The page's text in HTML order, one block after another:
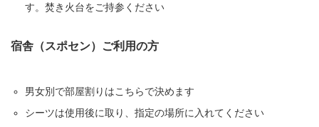
す。焚き火台をご持参ください
宿舎（スポセン）ご利用の方
男女別で部屋割りはこちらで決めます
シーツは使用後に取り、指定の場所に入れてください